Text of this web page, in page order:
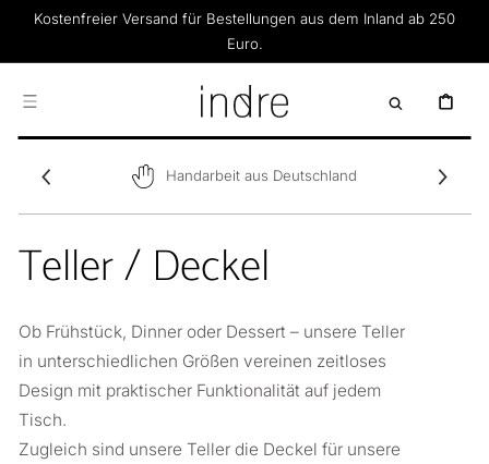
DIREKT ZUM
INHALT
Kostenfreier Versand für Bestellungen aus dem Inland ab 250
Euro.
Handarbeit aus Deutschland
Teller / Deckel
Ob Frühstück, Dinner oder Dessert – unsere Teller
in unterschiedlichen Größen vereinen zeitloses
Design mit praktischer Funktionalität auf jedem
Tisch.
Zugleich sind unsere Teller die Deckel für unsere